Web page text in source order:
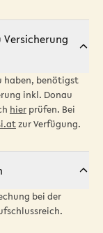
haben, benötigst
inkl. Donau
hier prüfen. Bei
zur Verfügung.
bei der